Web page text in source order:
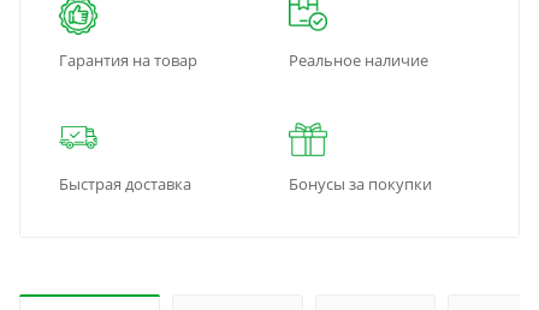
Гарантия на товар Реальное наличие
Быстрая доставка Бонусы за покупки